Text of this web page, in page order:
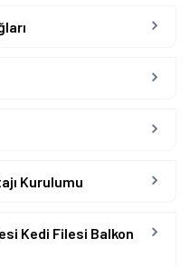
Kurulumu
Kedi Filesi Balkon